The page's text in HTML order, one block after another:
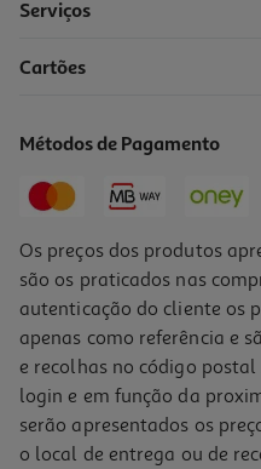
Serviços
Cartões
Métodos de Pagamento
Os preços dos produtos
são os praticados nas
autenticação do cliente os
apenas como referência e
e recolhas no código
login e em função da
serão apresentados os
o local de entrega ou de